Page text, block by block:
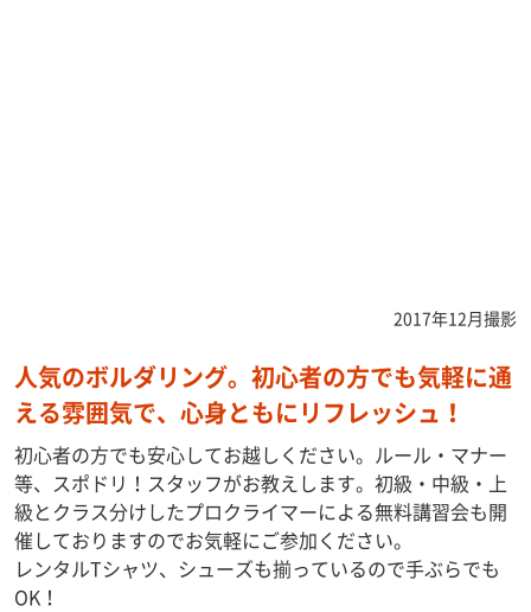
2017年12月撮影
人気のボルダリング。初心者の方でも気軽に通
える雰囲気で、心身ともにリフレッシュ！
初心者の方でも安心してお越しください。ルール・マナー
等、スポドリ！スタッフがお教えします。初級・中級・上
級とクラス分けしたプロクライマーによる無料講習会も開
催しておりますのでお気軽にご参加ください。
レンタルTシャツ、シューズも揃っているので手ぶらでも
OK！